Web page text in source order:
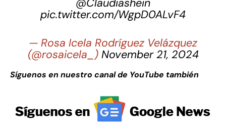
@Claudiashein
pic.twitter.com/WgpD0ALvF4
— Rosa Icela Rodríguez Velázquez
(@rosaicela_) November 21, 2024
Síguenos en nuestro canal de YouTube también